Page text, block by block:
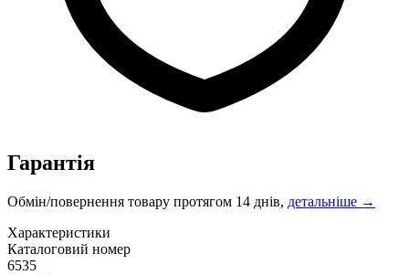
Гарантія
Обмін/повернення товару протягом 14 днів, детальніше →
Характеристики
Каталоговий номер
6535